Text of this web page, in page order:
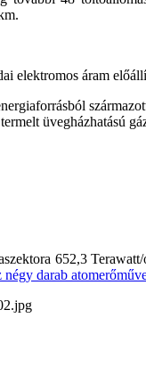
elektromos áram
üvegházhatású
652,3 Terawatt/
négy darab